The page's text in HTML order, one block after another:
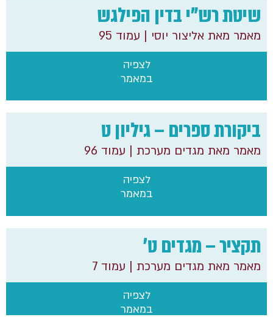
לצפיה
במאמר
שיטת רש"י בדין הפילגש
מאמר מאת אליצור יוסי | עמוד 95
לצפיה
במאמר
ביקורת ספרים – גיליון ט
מאמר מאת מגדים מערכת | עמוד 96
לצפיה
במאמר
תקציר – מגדים ט'
מאמר מאת מגדים מערכת | עמוד 7